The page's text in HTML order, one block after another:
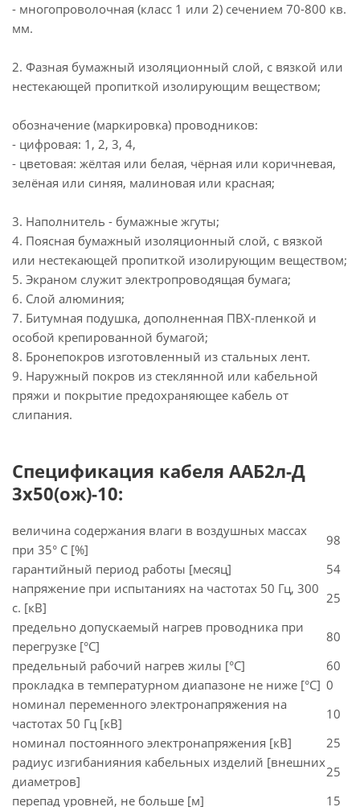
- многопроволочная (класс 1 или 2) сечением 70-800 кв.
мм.
2. Фазная бумажный изоляционный слой, с вязкой или
нестекающей пропиткой изолирующим веществом;
обозначение (маркировка) проводников:
- цифровая: 1, 2, 3, 4,
- цветовая: жёлтая или белая, чёрная или коричневая,
зелёная или синяя, малиновая или красная;
3. Наполнитель - бумажные жгуты;
4. Поясная бумажный изоляционный слой, с вязкой
или нестекающей пропиткой изолирующим веществом;
5. Экраном служит электропроводящая бумага;
6. Слой алюминия;
7. Битумная подушка, дополненная ПВХ-пленкой и
особой крепированной бумагой;
8. Бронепокров изготовленный из стальных лент.
9. Наружный покров из стеклянной или кабельной
пряжи и покрытие предохраняющее кабель от
слипания.
Спецификация кабеля ААБ2л-Д
3х50(ож)-10:
величина содержания влаги в воздушных массах
при 35° C [%]
98
гарантийный период работы [месяц]
54
напряжение при испытаниях на частотах 50 Гц, 300
с. [кВ]
25
предельно допускаемый нагрев проводника при
перегрузке [°С]
80
предельный рабочий нагрев жилы [°С]
60
прокладка в температурном диапазоне не ниже [°C] 0
номинал переменного электронапряжения на
частотах 50 Гц [кВ]
10
номинал постоянного электронапряжения [кВ]
25
радиус изгибанияния кабельных изделий [внешних
диаметров]
25
перепад уровней, не больше [м]
15